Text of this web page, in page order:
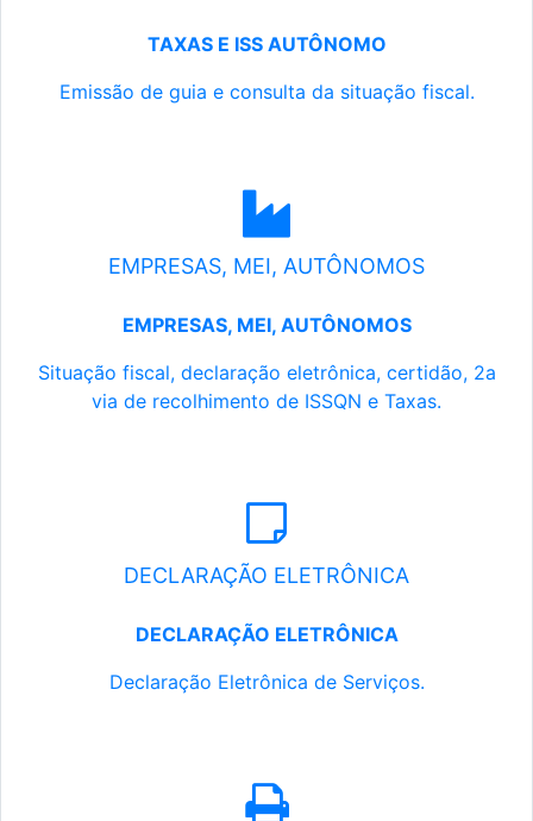
TAXAS E ISS AUTÔNOMO
Emissão de guia e consulta da situação fiscal.
EMPRESAS, MEI, AUTÔNOMOS
EMPRESAS, MEI, AUTÔNOMOS
Situação fiscal, declaração eletrônica, certidão, 2a
via de recolhimento de ISSQN e Taxas.
DECLARAÇÃO ELETRÔNICA
DECLARAÇÃO ELETRÔNICA
Declaração Eletrônica de Serviços.